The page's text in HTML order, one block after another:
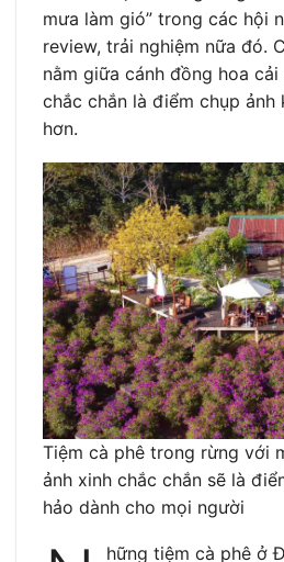
mưa làm gió” trong các hội
review, trải nghiệm nữa đó.
nằm giữa cánh đồng hoa
chắc chắn là điểm chụp
hơn.
Tiệm cà phê trong rừng với
ảnh xinh chắc chắn sẽ là
hảo dành cho mọi người
hững tiệm cà phê ở